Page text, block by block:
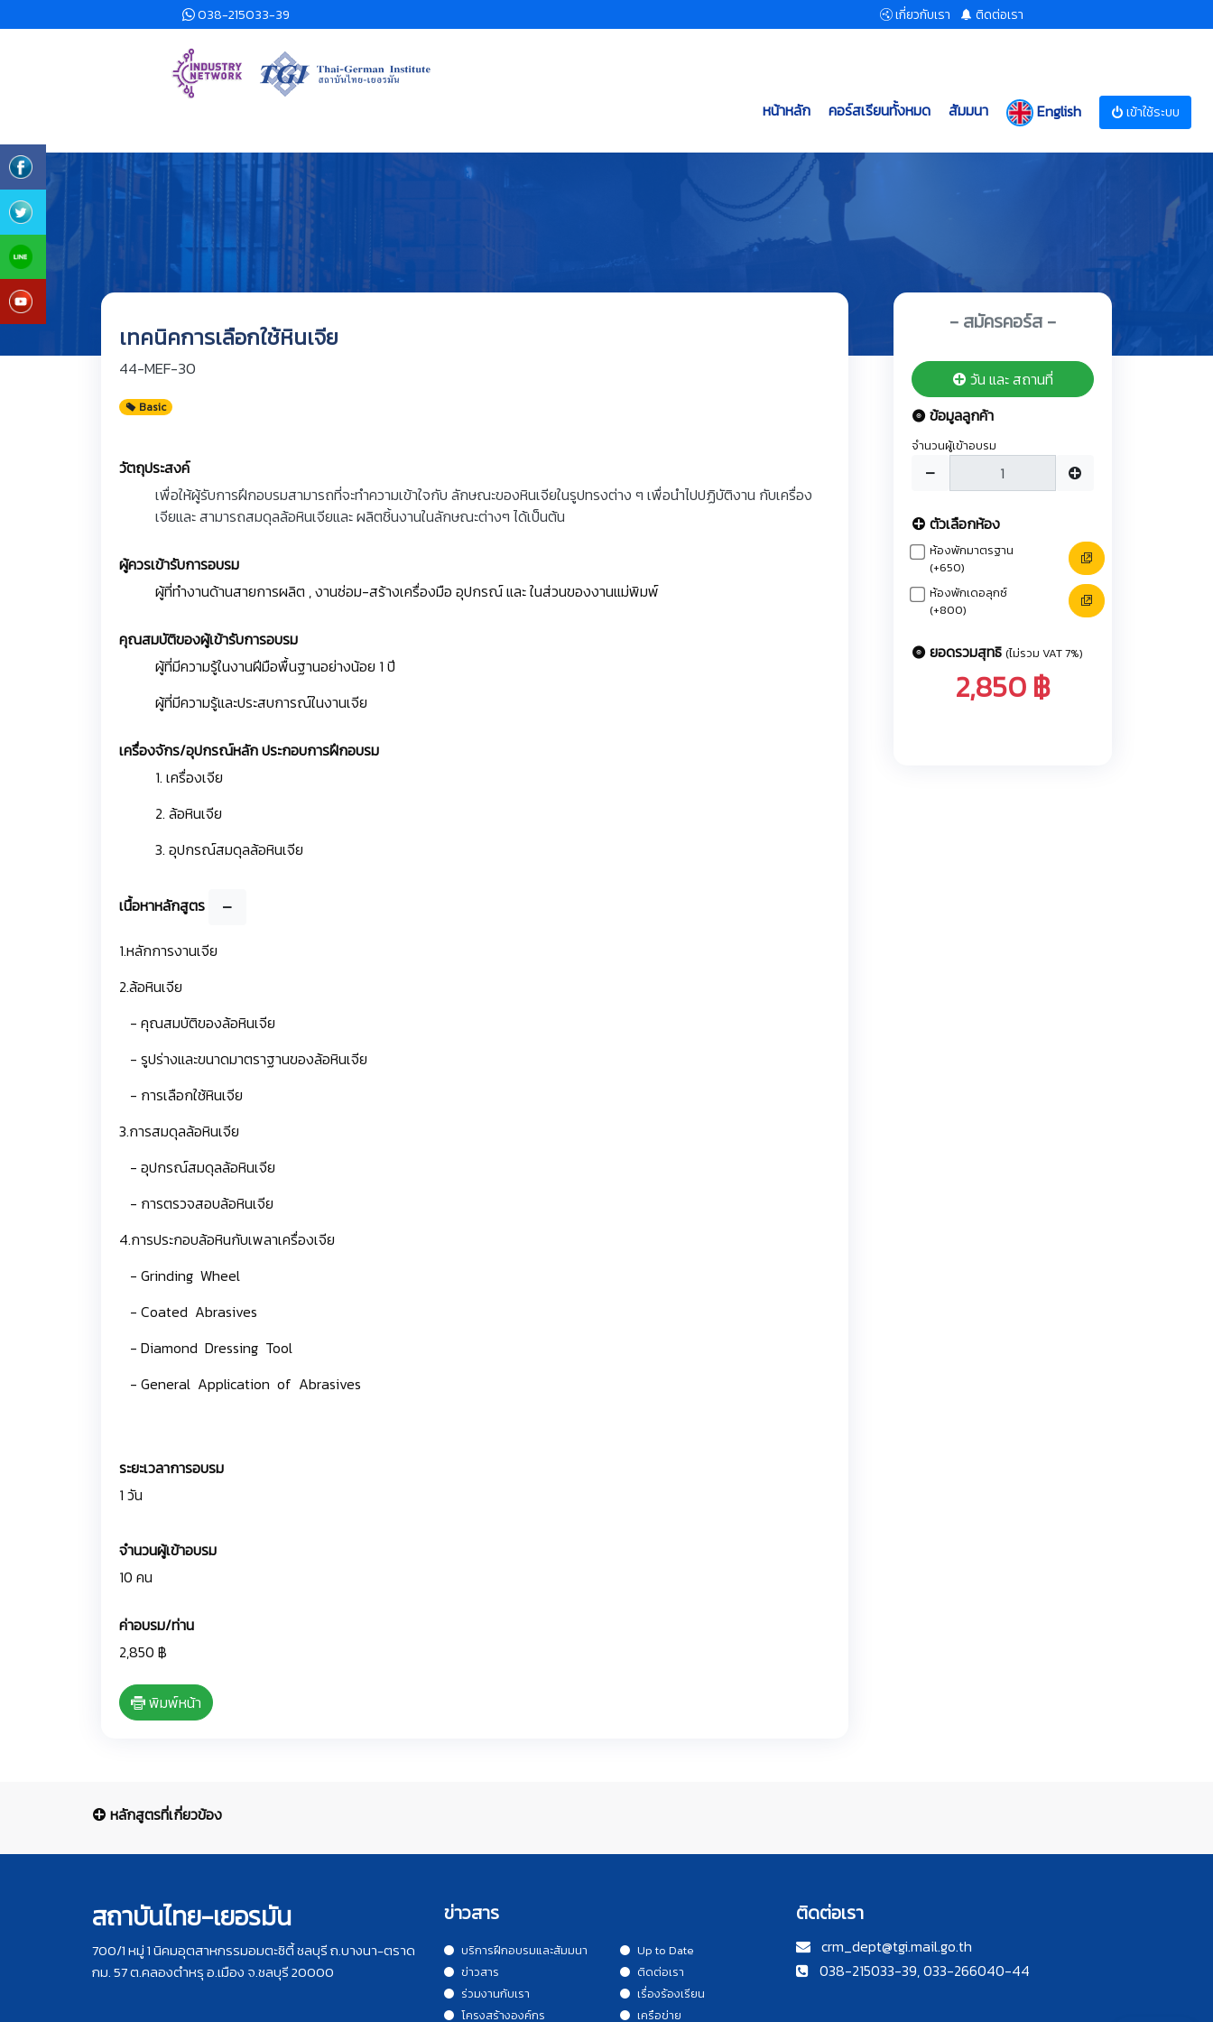
038-215033-39 เกี่ยวกับเรา ติดต่อเรา
หน้าหลัก คอร์สเรียนทั้งหมด สัมมนา English เข้าใช้ระบบ
เทคนิคการเลือกใช้หินเจีย
44-MEF-30
Basic
วัตถุประสงค์
เพื่อให้ผู้รับการฝึกอบรมสามารถที่จะทำความเข้าใจกับ ลักษณะของหินเจียในรูปทรงต่าง ๆ เพื่อนำไปปฏิบัติงาน กับเครื่อง
เจียและ สามารถสมดุลล้อหินเจียและ ผลิตชิ้นงานในลักษณะต่างๆ ได้เป็นต้น
ผู้ควรเข้ารับการอบรม
ผู้ที่ทำงานด้านสายการผลิต , งานซ่อม-สร้างเครื่องมือ อุปกรณ์ และ ในส่วนของงานแม่พิมพ์
คุณสมบัติของผู้เข้ารับการอบรม
ผู้ที่มีความรู้ในงานฝีมือพื้นฐานอย่างน้อย 1 ปี
ผู้ที่มีความรู้และประสบการณ์ในงานเจีย
เครื่องจักร/อุปกรณ์หลัก ประกอบการฝึกอบรม
1. เครื่องเจีย
2. ล้อหินเจีย
3. อุปกรณ์สมดุลล้อหินเจีย
เนื้อหาหลักสูตร
1.หลักการงานเจีย
2.ล้อหินเจีย
- คุณสมบัติของล้อหินเจีย
- รูปร่างและขนาดมาตราฐานของล้อหินเจีย
- การเลือกใช้หินเจีย
3.การสมดุลล้อหินเจีย
- อุปกรณ์สมดุลล้อหินเจีย
- การตรวจสอบล้อหินเจีย
4.การประกอบล้อหินกับเพลาเครื่องเจีย
- Grinding Wheel
- Coated Abrasives
- Diamond Dressing Tool
- General Application of Abrasives
ระยะเวลาการอบรม
1 วัน
จำนวนผู้เข้าอบรม
10 คน
ค่าอบรม/ท่าน
2,850 ฿
พิมพ์หน้า
- สมัครคอร์ส -
วัน และ สถานที่
ข้อมูลลูกค้า
จำนวนผู้เข้าอบรม
ตัวเลือกห้อง
ห้องพักมาตรฐาน
(+650)
ห้องพักเดอลุกซ์
(+800)
ยอดรวมสุทธิ (ไม่รวม VAT 7%)
2,850 ฿
หลักสูตรที่เกี่ยวข้อง
สถาบันไทย-เยอรมัน
700/1 หมู่ 1 นิคมอุตสาหกรรมอมตะซิตี้ ชลบุรี ถ.บางนา-ตราด
กม. 57 ต.คลองตำหรุ อ.เมือง จ.ชลบุรี 20000
ข่าวสาร
บริการฝึกอบรมและสัมมนา
ข่าวสาร
ร่วมงานกับเรา
โครงสร้างองค์กร
Up to Date
ติดต่อเรา
เรื่องร้องเรียน
เครือข่าย
ติดต่อเรา
crm_dept@tgi.mail.go.th
038-215033-39, 033-266040-44